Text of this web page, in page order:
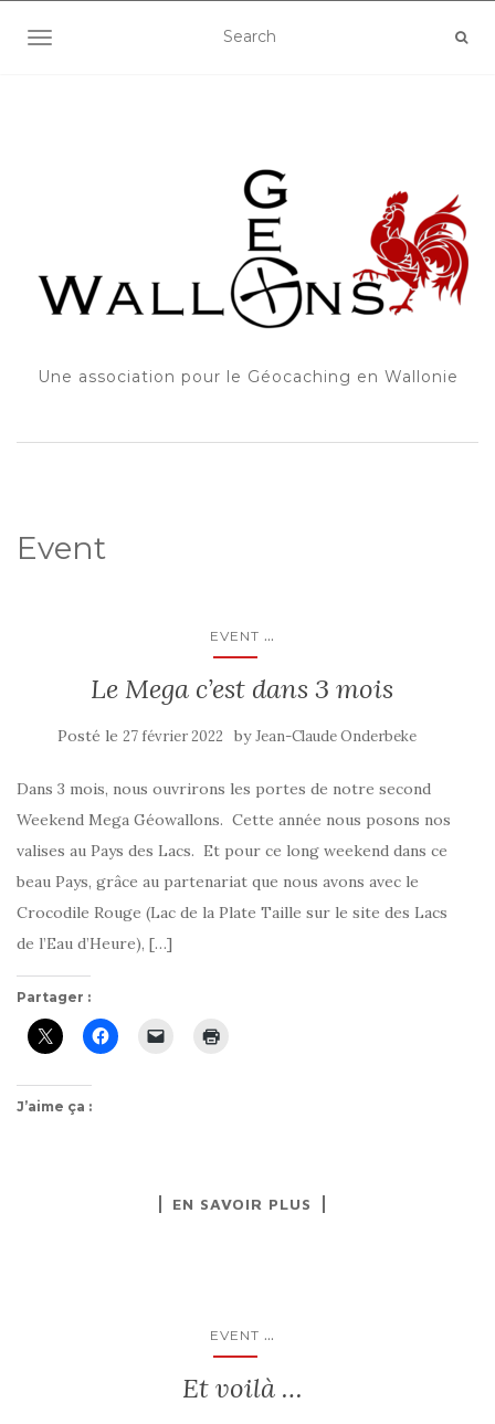
OUVRIR/FERMER LA NAVIGATION
Une association pour le Géocaching en Wallonie
Event
EVENT ...
Le Mega c’est dans 3 mois
Posté le 27 février 2022 byJean-Claude Onderbeke
Dans 3 mois, nous ouvrirons les portes de notre second
Weekend Mega Géowallons. Cette année nous posons nos
valises au Pays des Lacs. Et pour ce long weekend dans ce
beau Pays, grâce au partenariat que nous avons avec le
Crocodile Rouge (Lac de la Plate Taille sur le site des Lacs
de l’Eau d’Heure), […]
Partager :
J’aime ça :
EN SAVOIR PLUS
EVENT ...
Et voilà …